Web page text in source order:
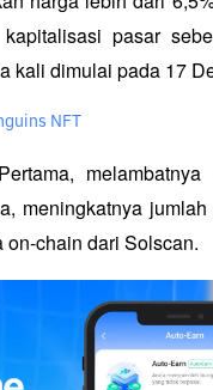
pasar
kali dimulai pada 17
NFT
meningkatnya
chain dari Solscan.